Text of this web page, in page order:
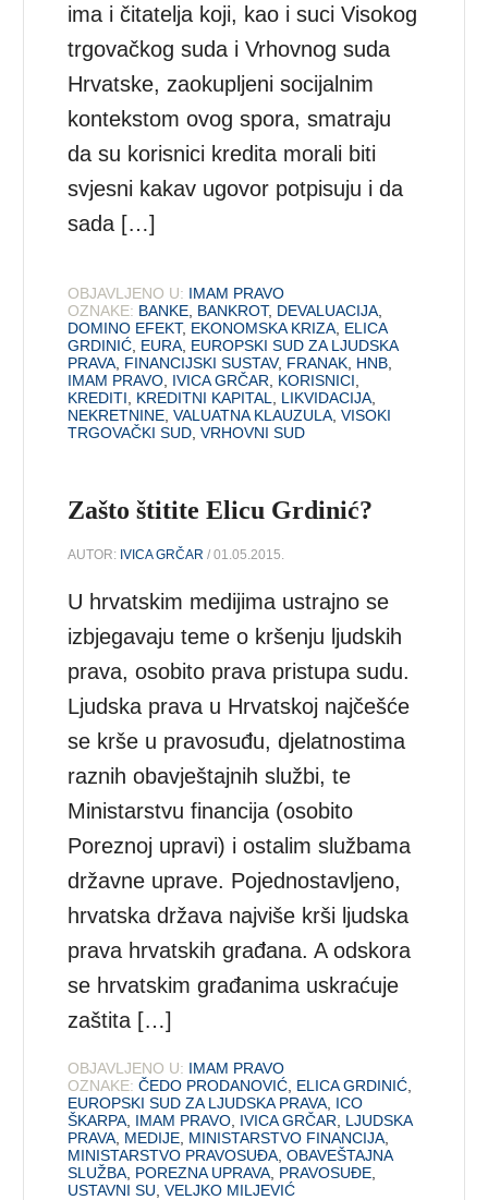
ima i čitatelja koji, kao i suci Visokog
trgovačkog suda i Vrhovnog suda
Hrvatske, zaokupljeni socijalnim
kontekstom ovog spora, smatraju
da su korisnici kredita morali biti
svjesni kakav ugovor potpisuju i da
sada […]
OBJAVLJENO U: IMAM PRAVO
OZNAKE: BANKE BANKROT, DEVALUACIJA
DOMINO EFEKT, EKONOMSKA KRIZA ELICA
GRDINIĆ EURA EUROPSKI SUD ZA LJUDSKA
PRAVA FINANCIJSKI SUSTAV, FRANAK HNB
IMAM PRAVO IVICA GRČAR KORISNICI
KREDITI
KREDITNI KAPITAL LIKVIDACIJA
NEKRETNINE ,VALUATNA KLAUZULA ,VISOKI
TRGOVAČKI SUD ,VRHOVNI SUD
Zašto štitite Elicu Grdinić?
AUTOR: IVICA GRČAR / 01.05.2015.
U hrvatskim medijima ustrajno se
izbjegavaju teme o kršenju ljudskih
prava, osobito prava pristupa sudu.
Ljudska prava u Hrvatskoj najčešće
se krše u pravosuđu, djelatnostima
raznih obavještajnih službi, te
Ministarstvu financija (osobito
Poreznoj upravi) i ostalim službama
državne uprave. Pojednostavljeno,
hrvatska država najviše krši ljudska
prava hrvatskih građana. A odskora
se hrvatskim građanima uskraćuje
zaštita […]
OBJAVLJENO U: IMAM PRAVO
OZNAKE: ČEDO PRODANOVIĆ ELICA GRDINIĆ
EUROPSKI SUD ZA LJUDSKA PRAVA ICO
ŠKARPA IMAM PRAVO IVICA GRČAR
LJUDSKA
PRAVA MEDIJE MINISTARSTVO FINANCIJA
MINISTARSTVO PRAVOSUĐA ,OBAVEŠTAJNA
SLUŽBA POREZNA UPRAVA PRAVOSUĐE
USTAVNI SU ,VELJKO MILJEVIĆ